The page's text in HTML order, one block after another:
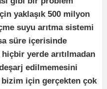
yaklaşık 500 milyon
suyu arıtma sistemi
süre içerisinde
yerde arıtılmadan
edilmemesini
için gerçekten çok